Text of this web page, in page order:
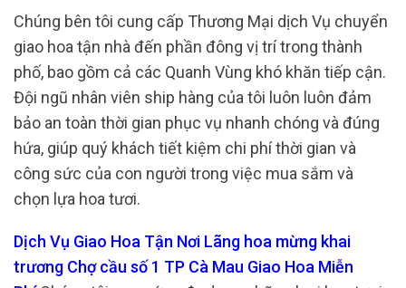
Chúng bên tôi cung cấp Thương Mại dịch Vụ chuyển
giao hoa tận nhà đến phần đông vị trí trong thành
phố, bao gồm cả các Quanh Vùng khó khăn tiếp cận.
Đội ngũ nhân viên ship hàng của tôi luôn luôn đảm
bảo an toàn thời gian phục vụ nhanh chóng và đúng
hứa, giúp quý khách tiết kiệm chi phí thời gian và
công sức của con người trong việc mua sắm và
chọn lựa hoa tươi.
Dịch Vụ Giao Hoa Tận Nơi Lãng hoa mừng khai
trương Chợ cầu số 1 TP Cà Mau Giao Hoa Miễn